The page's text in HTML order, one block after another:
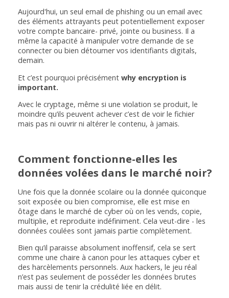
Aujourd'hui, un seul email de phishing ou un email avec
des éléments attrayants peut potentiellement exposer
votre compte bancaire- privé, jointe ou business. Il a
même la capacité à manipuler votre demande de se
connecter ou bien détourner vos identifiants digitals,
demain.
Et c’est pourquoi précisément why encryption is
important.
Avec le cryptage, même si une violation se produit, le
moindre qu’ils peuvent achever c’est de voir le fichier
mais pas ni ouvrir ni altérer le contenu, à jamais.
Comment fonctionne-elles les
données volées dans le marché noir?
Une fois que la donnée scolaire ou la donnée quiconque
soit exposée ou bien compromise, elle est mise en
ôtage dans le marché de cyber où on les vends, copie,
multiplie, et reproduite indéfiniment. Cela veut-dire - les
données coulées sont jamais partie complètement.
Bien qu’il paraisse absolument inoffensif, cela se sert
comme une chaire à canon pour les attaques cyber et
des harcèlements personnels. Aux hackers, le jeu réal
n’est pas seulement de posséder les données brutes
mais aussi de tenir la crédulité liée en délit.